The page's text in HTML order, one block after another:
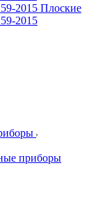
2015 Плоские
2015
приборы